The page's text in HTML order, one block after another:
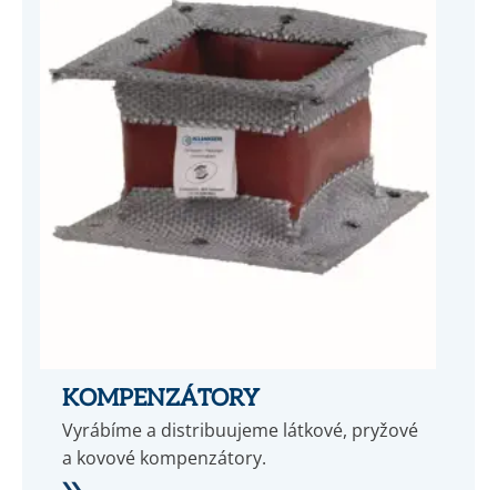
KOMPENZÁTORY
Vyrábíme a distribuujeme látkové, pryžové
a kovové kompenzátory.